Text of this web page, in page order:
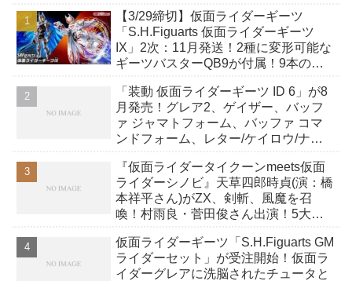
【3/29締切】仮面ライダーギーツ
「S.H.Figuarts 仮面ライダーギーツ
IX」2次：11月発送！2種に変形可能な
ギーツバスターQB9が付属！9本の尾
「装動 仮面ライダーギーツ ID 6」が8
月発売！グレア2、ゲイザー、バッフ
ァ ジャマトフォーム、バッファ コマ
ンドフォーム、レター/ケイロウ/ナッ
『仮面ライダータイクーンmeets仮面
ライダーシノビ』天草四郎時貞(演：橋
本祥平さん)がZX、剣斬、風魔を召
喚！村雨良・菅田俊さん出演！5大忍
仮面ライダーギーツ「S.H.Figuarts GM
ライダーセット」が受注開始！仮面ラ
イダーグレアに洗脳されたチュータと